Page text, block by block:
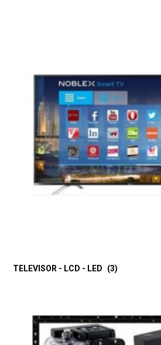
TELEVISOR - LCD - LED (3)